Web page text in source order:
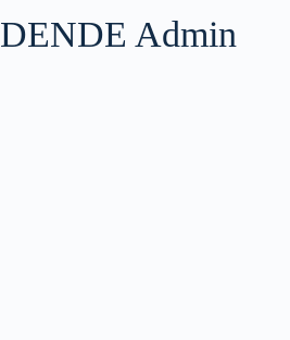
DENDE Admin